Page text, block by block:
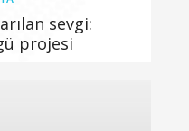
sevgi:
projesi